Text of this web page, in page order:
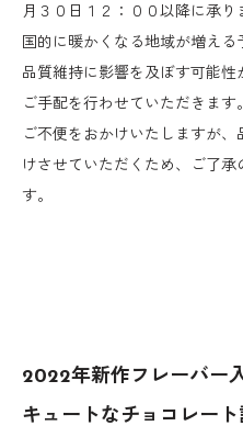
月３０日１２：００以降に承
国的に暖かくなる地域が増え
品質維持に影響を及ぼす可能
ご手配を行わせていただきます。
ご不便をおかけいたしますが
けさせていただくため、ご了
す。
2022年新作フレーバー
キュートなチョコレー